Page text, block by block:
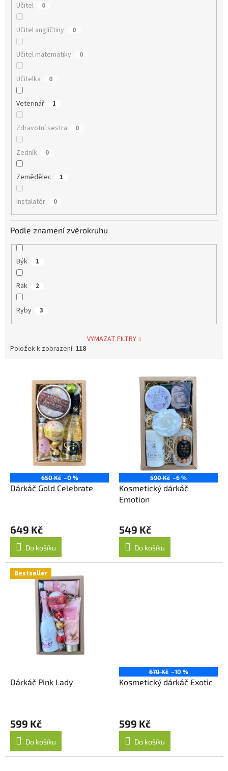
Učitel 0
Učitel angličtiny 0
Učitel matematiky 0
Učitelka 0
Veterinář 1
Zdravotní sestra 0
Zedník 0
Zemědělec 1
Instalatér 0
Podle znamení zvěrokruhu
Býk 1
Rak 2
Ryby 3
VYMAZAT FILTRY
Položek k zobrazení: 118
650 Kč –0 %
Dárkáč Gold Celebrate
649 Kč
Do košíku
590 Kč –6 %
Kosmetický dárkáč
Emotion
549 Kč
Do košíku
Bestseller
Dárkáč Pink Lady
599 Kč
Do košíku
670 Kč –10 %
Kosmetický dárkáč Exotic
599 Kč
Do košíku